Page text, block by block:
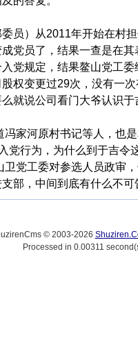
员）从2011年开始在村
党员了，结果一查是在
党规定，结果鳌山党工
权变更过29次，没有一
就说公司看门大爷认识
冯家河原村书记等人，也
党行为，为什么到于吉令
党工委对参选人员政审
部，中间到底有什么不
© 2003-2026
Processed in 0.00311